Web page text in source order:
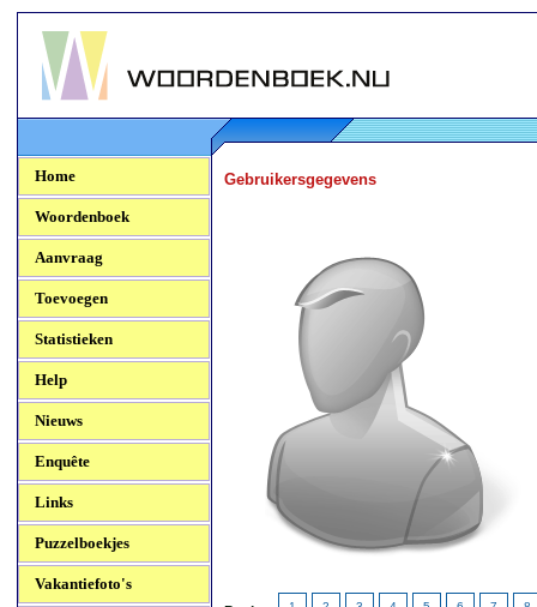
Woordenboek.NU
Home
Woordenboek
Aanvraag
Toevoegen
Statistieken
Help
Nieuws
Enquête
Links
Puzzelboekjes
Vakantiefoto's
Gebruikersgegevens